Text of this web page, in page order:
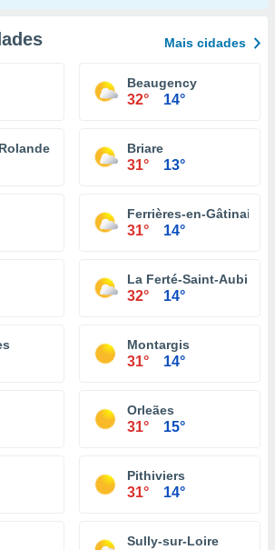
Mais cidades
Beaugency
32° 14°
Briare
31° 13°
Ferrières-en-Gâtinais
31° 14°
La Ferté-Saint-Aubin
32° 14°
Montargis
31° 14°
Orleães
31° 15°
Pithiviers
31° 14°
Sully-sur-Loire